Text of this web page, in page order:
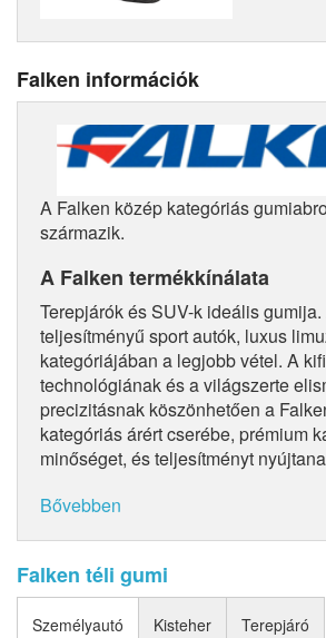
Falken információk
A Falken közép kategóriás
származik.
A Falken termékkínálata
Terepjárók és SUV-k ideális
teljesítményű sport autók, luxus
kategóriájában a legjobb vétel. A
technológiának és a világszerte
precizitásnak köszönhetően a
kategóriás árért cserébe, prémium
minőséget, és teljesítményt
Bővebben
Falken téli gumi
Személyautó Kisteher Terepjáró